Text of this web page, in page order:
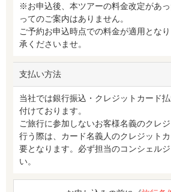
※お申込後、本ツアーの料金改定があ
ってのご案内はありません。
ご予約お申込時点での料金が適用とな
承くださいませ。
支払い方法
当社では銀行振込・クレジットカード
付けております。
ご旅行に参加しないお客様名義のクレ
行う際は、カード名義人のクレジット
要となります。必ず担当のコンシェル
い。